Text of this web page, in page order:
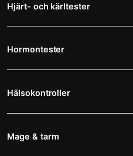
Hjärt- och kärltester
Hormontester
Hälsokontroller
Mage & tarm